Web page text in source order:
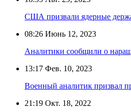
США призвали ядерные
08:26 Июнь 12, 2023
Аналитики сообщили о
13:17 Фев. 10, 2023
Военный аналитик призвал
21:19 Окт. 18, 2022